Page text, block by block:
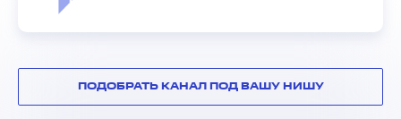
ПОДОБРАТЬ КАНАЛ ПОД ВАШУ НИШУ